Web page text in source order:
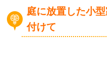
庭に放置した小
付けて